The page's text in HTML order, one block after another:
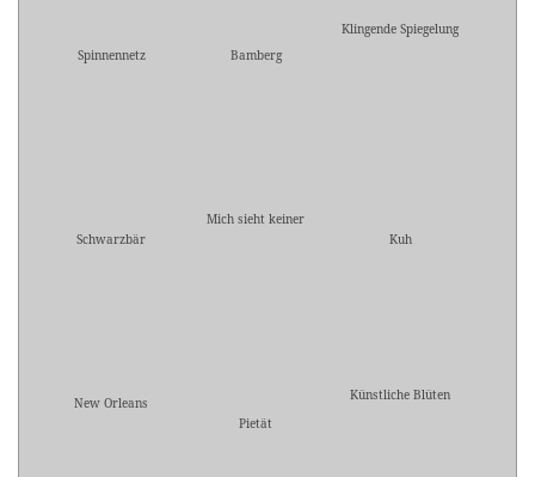
Spinnennetz Bamberg
Klingende Spiegelung
Schwarzbär
Mich sieht keiner
Kuh
New Orleans
Pietät
Künstliche Blüten